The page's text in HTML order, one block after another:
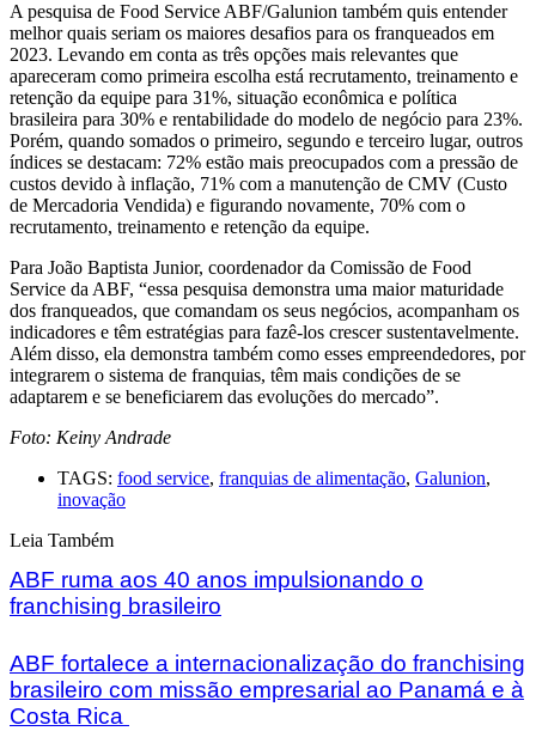
A pesquisa de Food Service ABF/Galunion também quis entender
melhor quais seriam os maiores desafios para os franqueados em
2023. Levando em conta as três opções mais relevantes que
apareceram como primeira escolha está recrutamento, treinamento e
retenção da equipe para 31%, situação econômica e política
brasileira para 30% e rentabilidade do modelo de negócio para 23%.
Porém, quando somados o primeiro, segundo e terceiro lugar, outros
índices se destacam: 72% estão mais preocupados com a pressão de
custos devido à inflação, 71% com a manutenção de CMV (Custo
de Mercadoria Vendida) e figurando novamente, 70% com o
recrutamento, treinamento e retenção da equipe.
Para João Baptista Junior, coordenador da Comissão de Food
Service da ABF, “essa pesquisa demonstra uma maior maturidade
dos franqueados, que comandam os seus negócios, acompanham os
indicadores e têm estratégias para fazê-los crescer sustentavelmente.
Além disso, ela demonstra também como esses empreendedores, por
integrarem o sistema de franquias, têm mais condições de se
adaptarem e se beneficiarem das evoluções do mercado”.
Foto: Keiny Andrade
TAGS: food service, franquias de alimentação, Galunion,
inovação
Leia Também
ABF ruma aos 40 anos impulsionando o
franchising brasileiro
ABF fortalece a internacionalização do franchising
brasileiro com missão empresarial ao Panamá e à
Costa Rica